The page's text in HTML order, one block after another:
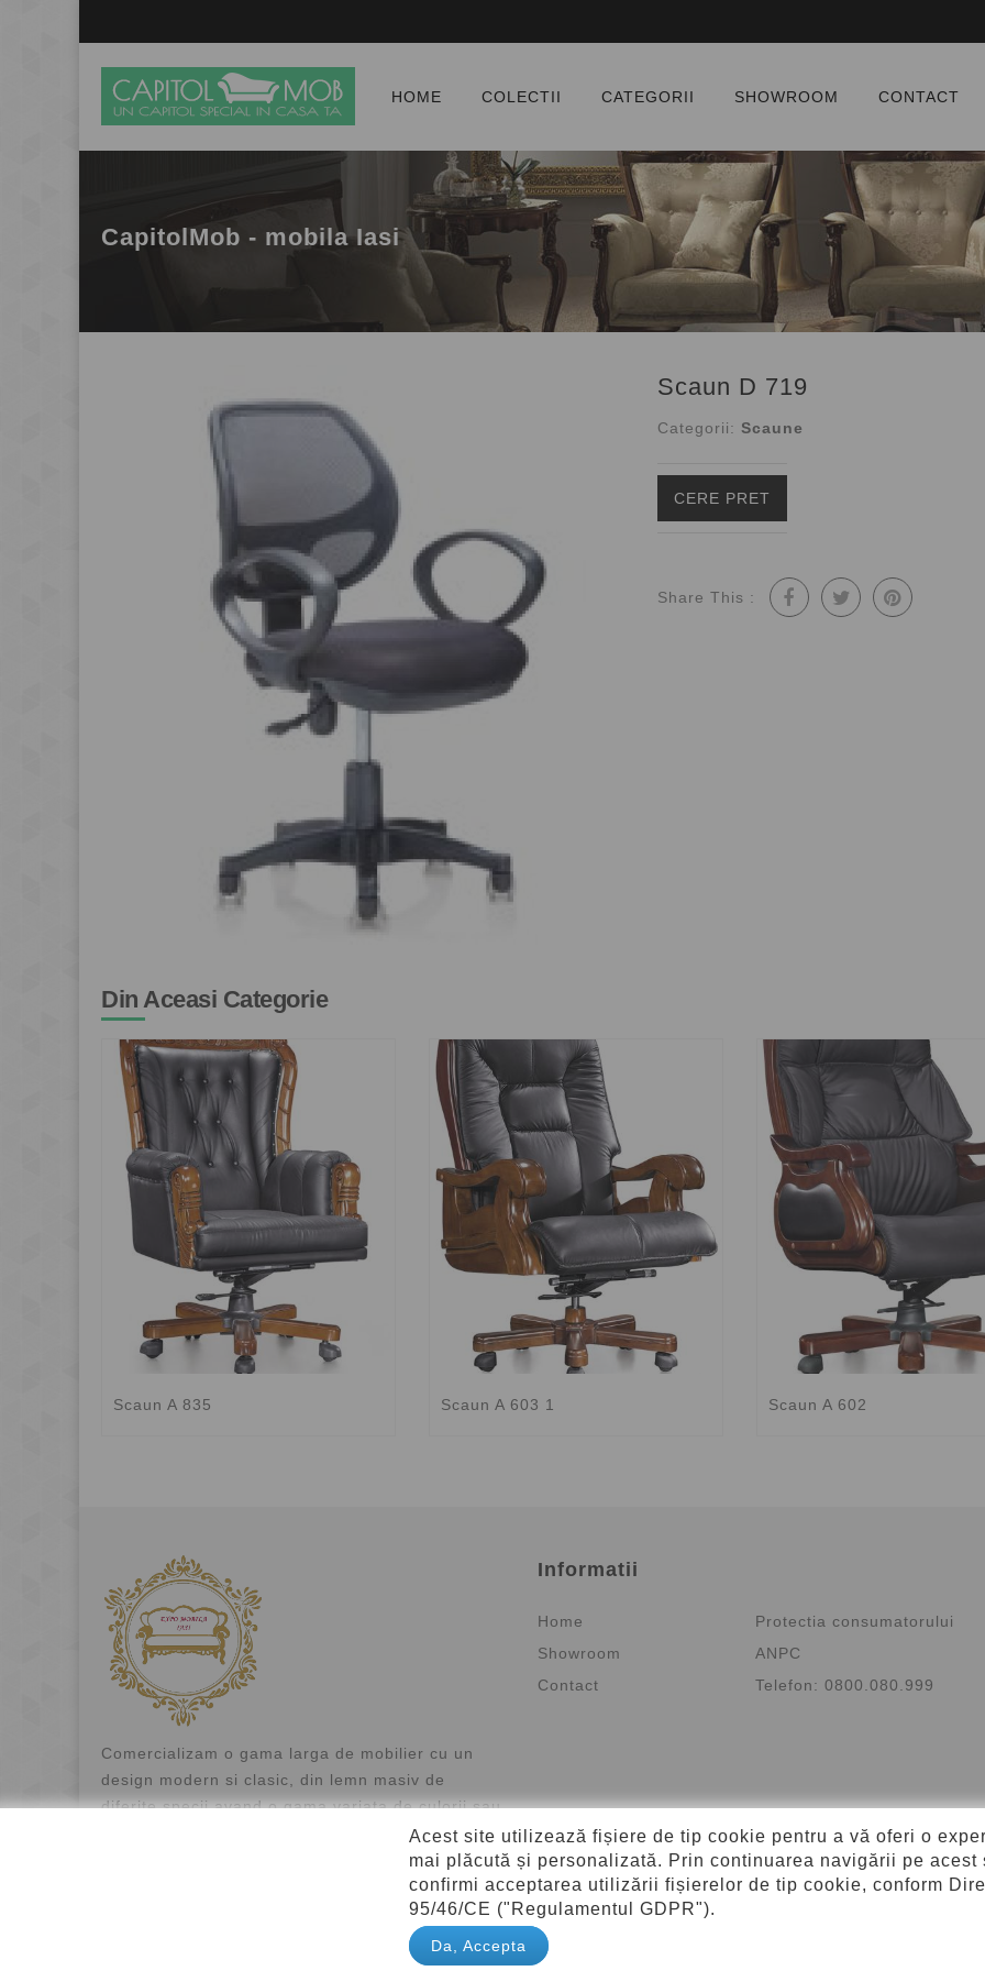
HOME COLECTII
Colectia Bourbon
Colectia Regina
Colectia Vivaldi
Colectia Luxor
Colectia Monaco
Colectia Luigi
Colectia Tintoretto
Colectia Elegance Nuc
Colectia Anna
CATEGORII
Dormitoare
Holuri
Mese si scaune
Plasme
Baruri
Mese de conferinta
Tablouri
SHOWROOM CONTACT
CapitolMob - mobila Iasi
Scaun D 719
Categorii: Scaune
CERE PRET
Share This :
Din Aceasi Categorie
Scaun A 835 Scaun A 603 1 Scaun A 602
Comercializam o gama larga de mobilier cu un
design modern si clasic, din lemn masiv de
diferite specii avand o gama variata de culorii sau
mdf si inlocuitori de o calitate superioara.
Informatii
Home
Showroom
Contact
Protectia consumatorului
ANPC
Telefon: 0800.080.999
© 2026 CapitolMob.Ro - Toate drepturile rezervate.
Acest site utilizează fișiere de tip cookie pentru a vă oferi o
mai plăcută și personalizată. Prin continuarea navigării pe acest
confirmi acceptarea utilizării fișierelor de tip cookie, conform
95/46/CE ("Regulamentul GDPR").
Da, Accepta